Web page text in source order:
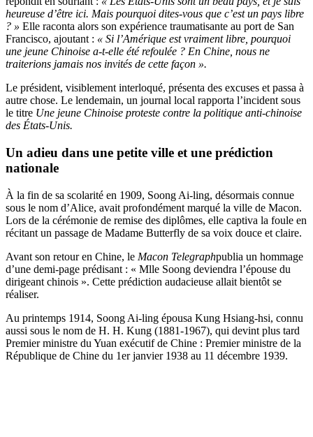
heureuse d’être ici. Mais pourquoi dites-vous que c’est un pays libre
? » Elle raconta alors son expérience traumatisante au port de San
Francisco, ajoutant : « Si l’Amérique est vraiment libre, pourquoi
une jeune Chinoise a-t-elle été refoulée ? En Chine, nous ne
traiterions jamais nos invités de cette façon ».
Le président, visiblement interloqué, présenta des excuses et passa à
autre chose. Le lendemain, un journal local rapporta l’incident sous
le titre Une jeune Chinoise proteste contre la politique anti-chinoise
des États-Unis.
Un adieu dans une petite ville et une prédiction
nationale
À la fin de sa scolarité en 1909, Soong Ai-ling, désormais connue
sous le nom d’Alice, avait profondément marqué la ville de Macon.
Lors de la cérémonie de remise des diplômes, elle captiva la foule en
récitant un passage de Madame Butterfly de sa voix douce et claire.
Avant son retour en Chine, le Macon Telegraphpublia un hommage
d’une demi-page prédisant : « Mlle Soong deviendra l’épouse du
dirigeant chinois ». Cette prédiction audacieuse allait bientôt se
réaliser.
Au printemps 1914, Soong Ai-ling épousa Kung Hsiang-hsi, connu
aussi sous le nom de H. H. Kung (1881-1967), qui devint plus tard
Premier ministre du Yuan exécutif de Chine : Premier ministre de la
République de Chine du 1er janvier 1938 au 11 décembre 1939.